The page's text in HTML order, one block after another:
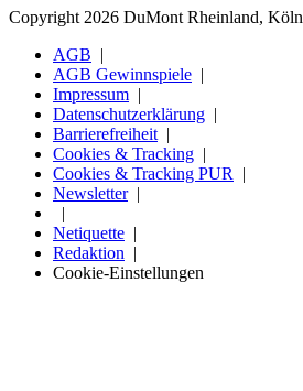
Copyright 2026 DuMont Rheinland, Köln
AGB
AGB Gewinnspiele
Impressum
Datenschutzerklärung
Barrierefreiheit
Cookies & Tracking
Cookies & Tracking PUR
Newsletter
Netiquette
Redaktion
Cookie-Einstellungen